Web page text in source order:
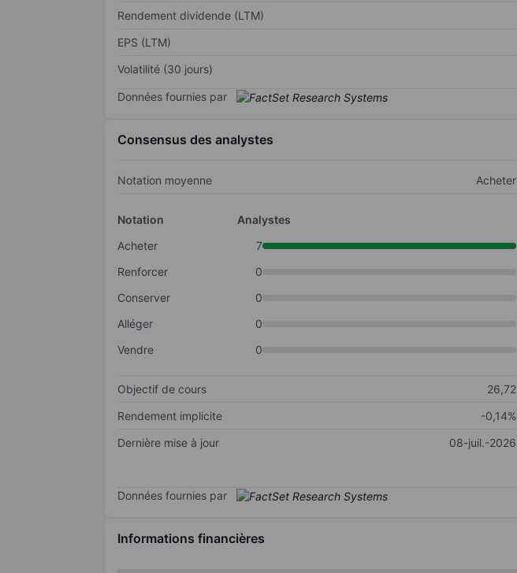
Rendement dividende (LTM)
EPS (LTM)
Volatilité (30 jours)
Données fournies par
Consensus des analystes
Notation moyenne Acheter
Notation
Analystes
Acheter
7
Renforcer
0
Conserver
0
Alléger
0
Vendre
0
Objectif de cours
26,72
Rendement implicite
-0,14%
Dernière mise à jour
08-juil.-2026
Données fournies par
Informations financières